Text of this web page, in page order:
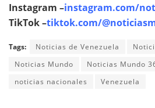
Instagram –instagram.com/
TikTok –tiktok.com/
Tags: Noticias de Venezuela
Noticias Mundo
Noticias Mundo
noticias nacionales
Venezuela